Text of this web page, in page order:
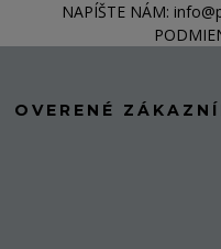
NAPÍŠTE NÁM:
OVERENÉ